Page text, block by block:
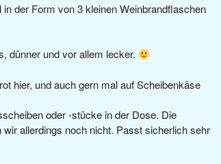
der Form von 3 kleinen Weinbrandflaschen
dünner und vor allem lecker.
hier, und auch gern mal auf Scheibenkäse
oder -stücke in der Dose. Die
allerdings noch nicht. Passt sicherlich sehr